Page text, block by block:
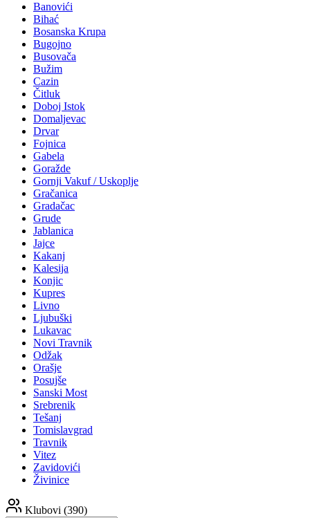
Banovići
Bihać
Bosanska Krupa
Bugojno
Busovača
Bužim
Cazin
Čitluk
Doboj Istok
Domaljevac
Drvar
Fojnica
Gabela
Goražde
Gornji Vakuf / Uskoplje
Gračanica
Gradačac
Grude
Jablanica
Jajce
Kakanj
Kalesija
Konjic
Kupres
Livno
Ljubuški
Lukavac
Novi Travnik
Odžak
Orašje
Posujše
Sanski Most
Srebrenik
Tešanj
Tomislavgrad
Travnik
Vitez
Zavidovići
Živinice
Klubovi (390)